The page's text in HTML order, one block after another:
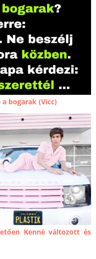
bogarak (Vicc)
Kenné változott és